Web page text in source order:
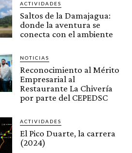
ACTIVIDADES
Saltos de la Damajagua:
donde la aventura se
conecta con el ambiente
NOTICIAS
Reconocimiento al Mérito
Empresarial al
Restaurante La Chivería
por parte del CEPEDSC
ACTIVIDADES
El Pico Duarte, la carrera
(2024)